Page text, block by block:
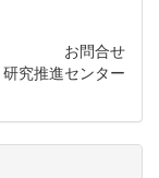
お問合せ
研究推進センター